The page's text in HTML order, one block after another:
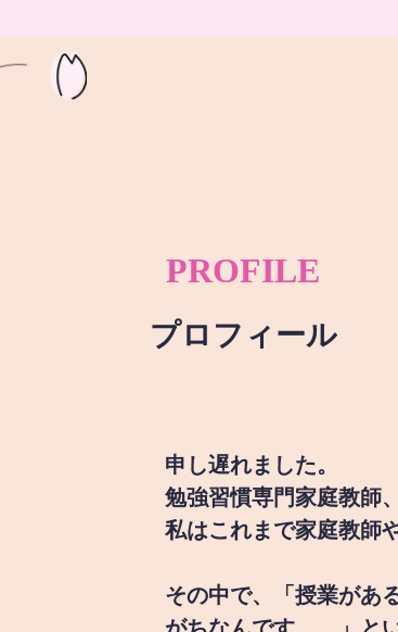
PROFILE
プロフィール
申し遅れました。
勉強習慣専門家庭教師
私はこれまで家庭教師
その中で、「授業があ